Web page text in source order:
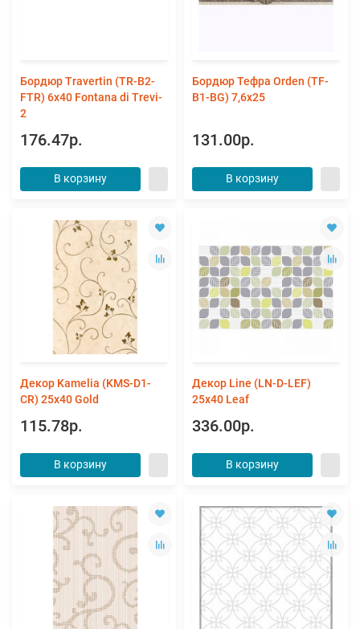
Бордюр Travertin (TR-B2-
FTR) 6x40 Fontana di Trevi-
2
176.47р.
В корзину
Бордюр Тефра Orden (TF-
B1-BG) 7,6x25
131.00р.
В корзину
Декор Kamelia (KMS-D1-
CR) 25x40 Gold
115.78р.
В корзину
Декор Line (LN-D-LEF)
25х40 Leaf
336.00р.
В корзину